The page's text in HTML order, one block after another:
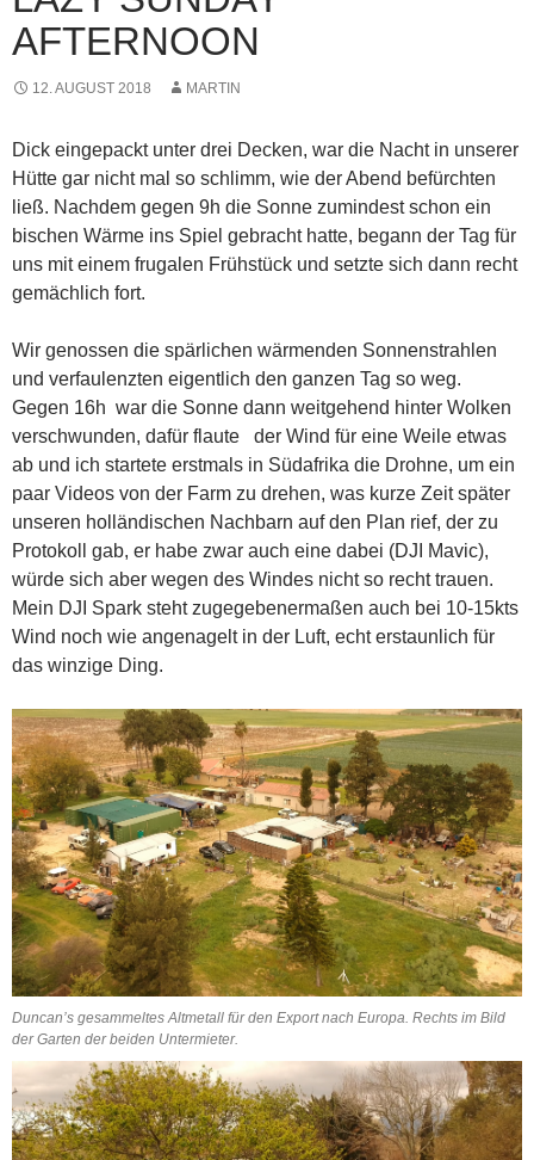
AFTERNOON
12. AUGUST 2018 MARTIN
Dick eingepackt unter drei Decken, war die Nacht in unserer
Hütte gar nicht mal so schlimm, wie der Abend befürchten
ließ. Nachdem gegen 9h die Sonne zumindest schon ein
bischen Wärme ins Spiel gebracht hatte, begann der Tag für
uns mit einem frugalen Frühstück und setzte sich dann recht
gemächlich fort.
Wir genossen die spärlichen wärmenden Sonnenstrahlen
und verfaulenzten eigentlich den ganzen Tag so weg.
Gegen 16h war die Sonne dann weitgehend hinter Wolken
verschwunden, dafür flaute der Wind für eine Weile etwas
ab und ich startete erstmals in Südafrika die Drohne, um ein
paar Videos von der Farm zu drehen, was kurze Zeit später
unseren holländischen Nachbarn auf den Plan rief, der zu
Protokoll gab, er habe zwar auch eine dabei (DJI Mavic),
würde sich aber wegen des Windes nicht so recht trauen.
Mein DJI Spark steht zugegebenermaßen auch bei 10-15kts
Wind noch wie angenagelt in der Luft, echt erstaunlich für
das winzige Ding.
Duncan’s gesammeltes Altmetall für den Export nach Europa. Rechts im Bild
der Garten der beiden Untermieter.